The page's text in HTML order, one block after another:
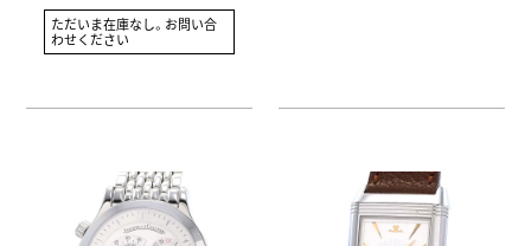
ただいま在庫なし。お問い合
わせください